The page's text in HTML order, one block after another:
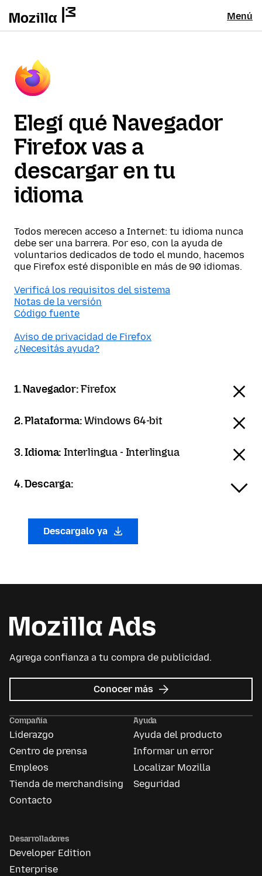
Menú
Elegí qué Navegador
Firefox vas a
descargar en tu
idioma
Todos merecen acceso a Internet: tu idioma nunca
debe ser una barrera. Por eso, con la ayuda de
voluntarios dedicados de todo el mundo, hacemos
que Firefox esté disponible en más de 90 idiomas.
Verificá los requisitos del sistema
Notas de la versión
Código fuente
Aviso de privacidad de Firefox
¿Necesitás ayuda?
1. Navegador:Firefox
2. Plataforma:Windows 64-bit
3. Idioma:Interlingua - Interlingua
4. Descarga:
Descargalo ya
Agrega confianza a tu compra de publicidad.
Conocer más sobre
Mozilla
Compañía
Liderazgo
Centro de prensa
Empleos
Tienda de merchandising
Contacto
Ayuda
Ayuda del producto
Informar un error
Localizar Mozilla
Seguridad
Desarrolladores
Developer Edition
Enterprise